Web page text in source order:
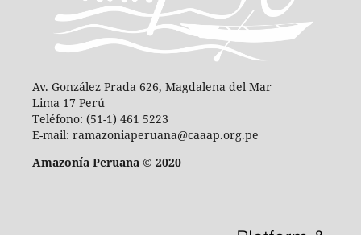
Av. González Prada 626, Magdalena del Mar
Lima 17 Perú
Teléfono: (51-1) 461 5223
E-mail: ramazoniaperuana@caaap.org.pe
Amazonía Peruana © 2020